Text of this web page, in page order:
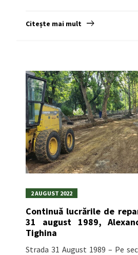
Citește mai mult
2 AUGUST 2022
Continuă lucrările de
31 august 1989,
Tighina
Strada 31 August 1989 – Pe